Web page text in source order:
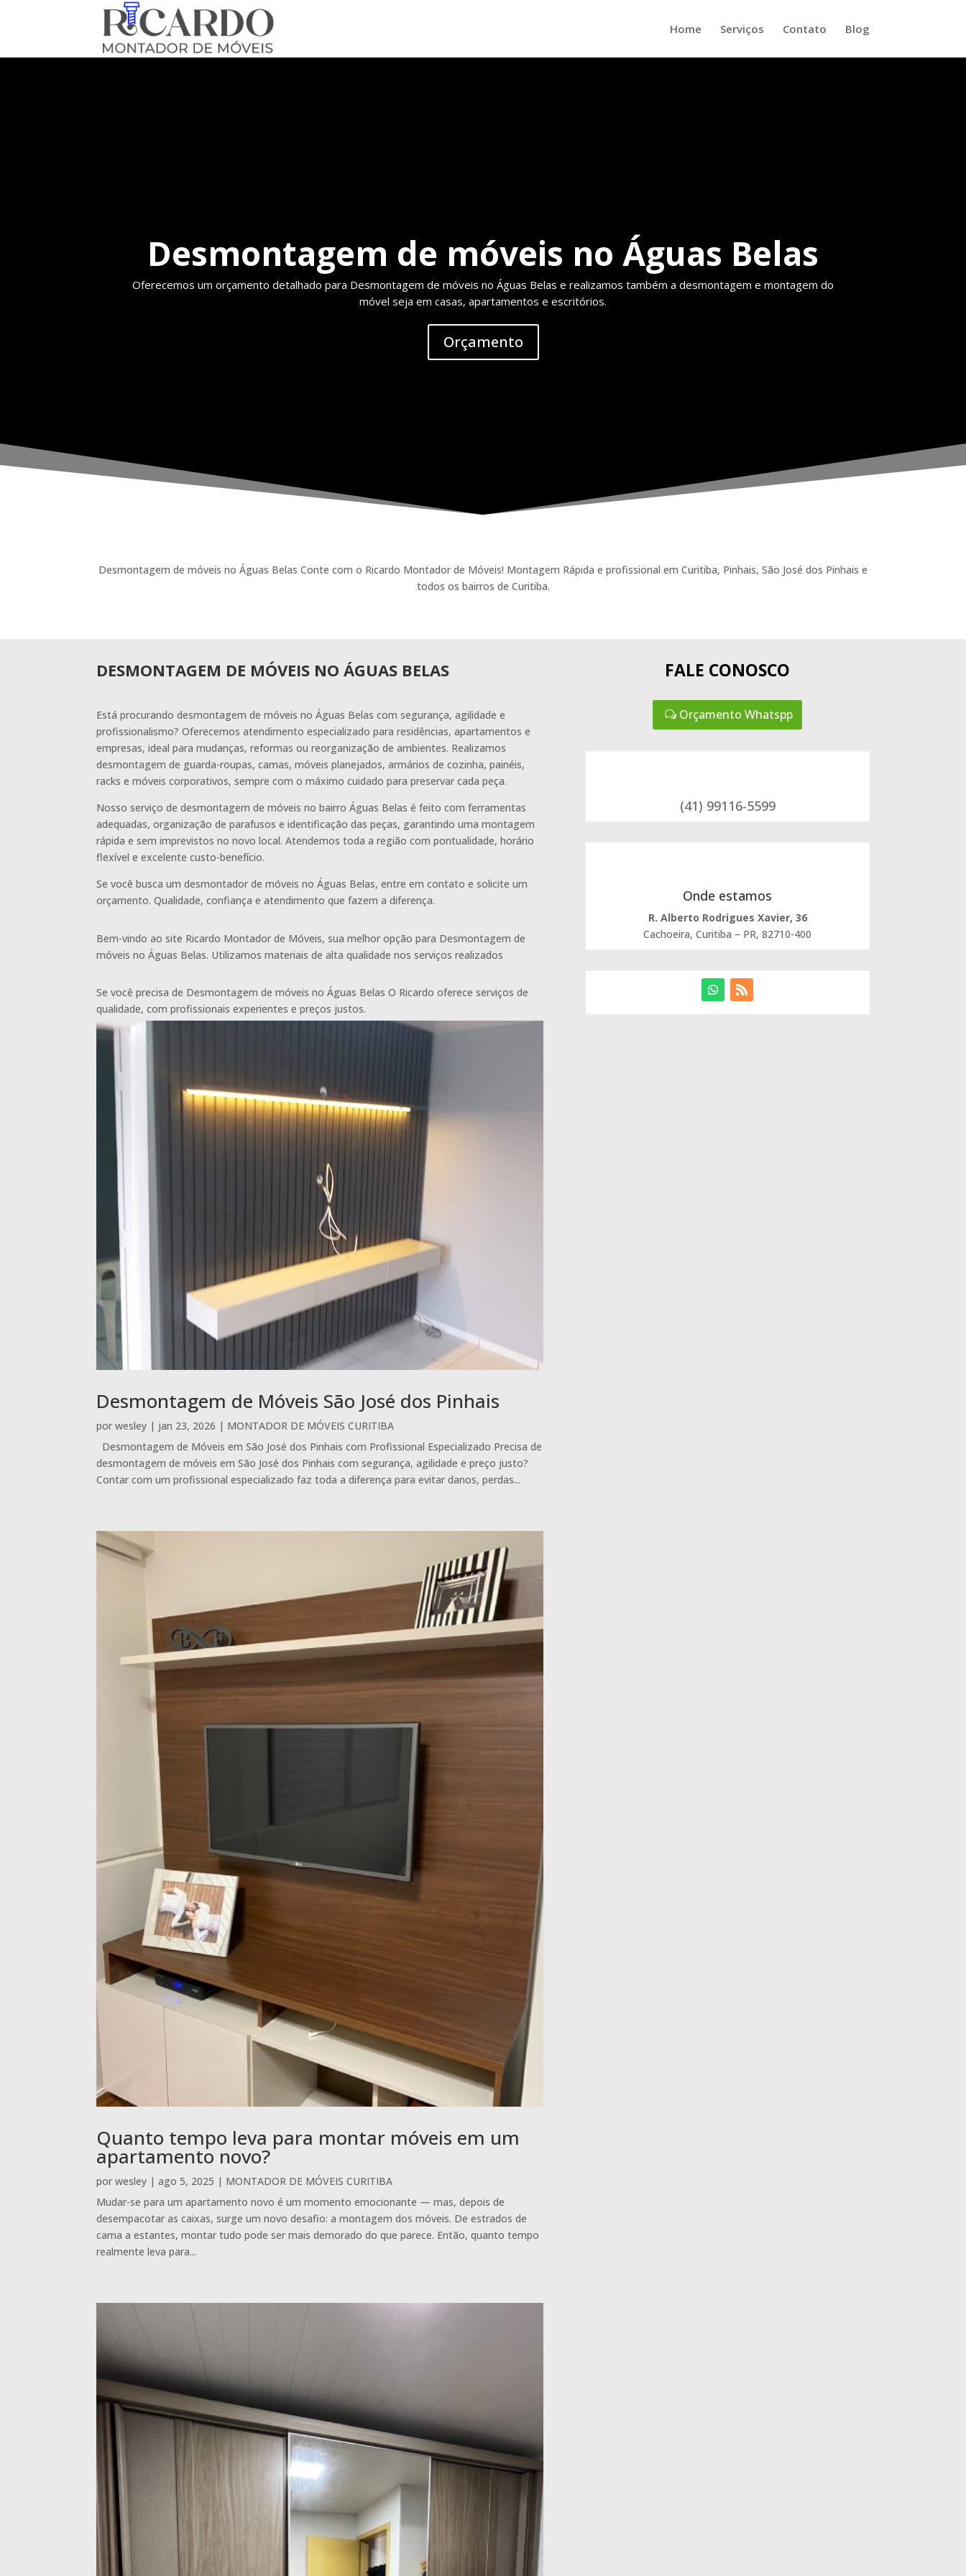
Home Serviços Contato Blog
Desmontagem de móveis no Águas Belas
Oferecemos um orçamento detalhado para Desmontagem de móveis no Águas Belas e realizamos também a desmontagem e montagem do
móvel seja em casas, apartamentos e escritórios.
Orçamento
Desmontagem de móveis no Águas Belas Conte com o Ricardo Montador de Móveis! Montagem Rápida e profissional em Curitiba, Pinhais, São José dos Pinhais e
todos os bairros de Curitiba.
DESMONTAGEM DE MÓVEIS NO ÁGUAS BELAS
Está procurando desmontagem de móveis no Águas Belas com segurança, agilidade e
profissionalismo? Oferecemos atendimento especializado para residências, apartamentos e
empresas, ideal para mudanças, reformas ou reorganização de ambientes. Realizamos
desmontagem de guarda-roupas, camas, móveis planejados, armários de cozinha, painéis,
racks e móveis corporativos, sempre com o máximo cuidado para preservar cada peça.
Nosso serviço de desmontagem de móveis no bairro Águas Belas é feito com ferramentas
adequadas, organização de parafusos e identificação das peças, garantindo uma montagem
rápida e sem imprevistos no novo local. Atendemos toda a região com pontualidade, horário
flexível e excelente custo-benefício.
Se você busca um desmontador de móveis no Águas Belas, entre em contato e solicite um
orçamento. Qualidade, confiança e atendimento que fazem a diferença.
Bem-vindo ao site Ricardo Montador de Móveis, sua melhor opção para Desmontagem de
móveis no Águas Belas. Utilizamos materiais de alta qualidade nos serviços realizados
Se você precisa de Desmontagem de móveis no Águas Belas O Ricardo oferece serviços de
qualidade, com profissionais experientes e preços justos.
Desmontagem de Móveis São José dos Pinhais
porwesley | jan 23, 2026 | MONTADOR DE MÓVEIS CURITIBA
Desmontagem de Móveis em São José dos Pinhais com Profissional Especializado Precisa de
desmontagem de móveis em São José dos Pinhais com segurança, agilidade e preço justo?
Contar com um profissional especializado faz toda a diferença para evitar danos, perdas...
Quanto tempo leva para montar móveis em um
apartamento novo?
porwesley |ago 5, 2025 | MONTADOR DE MÓVEIS CURITIBA
Mudar-se para um apartamento novo é um momento emocionante — mas, depois de
desempacotar as caixas, surge um novo desafio: a montagem dos móveis. De estrados de
cama a estantes, montar tudo pode ser mais demorado do que parece. Então, quanto tempo
realmente leva para...
FALE CONOSCO
Orçamento Whatspp
(41) 99116-5599
Onde estamos
R. Alberto Rodrigues Xavier, 36
Cachoeira, Curitiba – PR, 82710-400